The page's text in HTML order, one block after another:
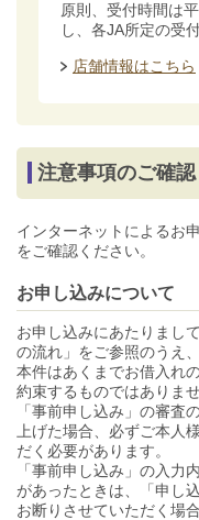
原則、受付時間は
し、各JA所定の受
店舗情報はこちら
注意事項のご確認
インターネットによるお
をご確認ください。
お申し込みについて
お申し込みにあたりまし
の流れ」をご参照のうえ
本件はあくまでお借入れ
約束するものではありませ
「事前申し込み」の審査
上げた場合、必ずご本人
だく必要があります。
「事前申し込み」の入力
があったときは、「申し
お断りさせていただく場